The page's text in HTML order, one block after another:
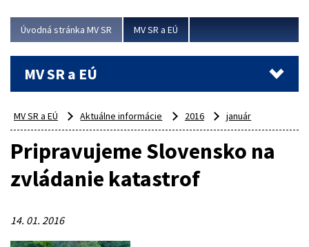
Viac
Úvodná stránka MV SR MV SR a EÚ
MV SR a EÚ
MV SR a EÚ Aktuálne informácie 2016 január
Pripravujeme Slovensko na
zvládanie katastrof
14. 01. 2016